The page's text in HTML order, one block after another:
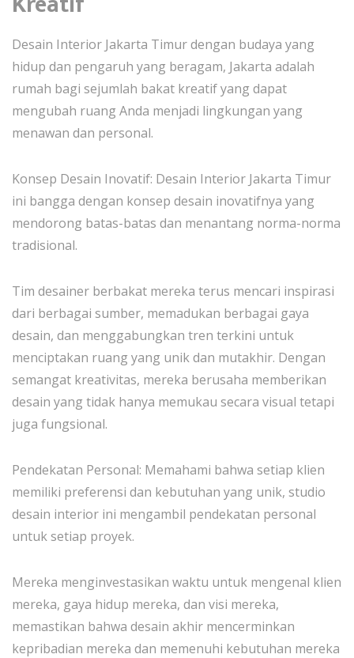
Desain Interior Jakarta Timur dengan budaya yang
hidup dan pengaruh yang beragam, Jakarta adalah
rumah bagi sejumlah bakat kreatif yang dapat
mengubah ruang Anda menjadi lingkungan yang
menawan dan personal.
Konsep Desain Inovatif: Desain Interior Jakarta Timur
ini bangga dengan konsep desain inovatifnya yang
mendorong batas-batas dan menantang norma-norma
tradisional.
Tim desainer berbakat mereka terus mencari inspirasi
dari berbagai sumber, memadukan berbagai gaya
desain, dan menggabungkan tren terkini untuk
menciptakan ruang yang unik dan mutakhir. Dengan
semangat kreativitas, mereka berusaha memberikan
desain yang tidak hanya memukau secara visual tetapi
juga fungsional.
Pendekatan Personal: Memahami bahwa setiap klien
memiliki preferensi dan kebutuhan yang unik, studio
desain interior ini mengambil pendekatan personal
untuk setiap proyek.
Mereka menginvestasikan waktu untuk mengenal klien
mereka, gaya hidup mereka, dan visi mereka,
memastikan bahwa desain akhir mencerminkan
kepribadian mereka dan memenuhi kebutuhan mereka